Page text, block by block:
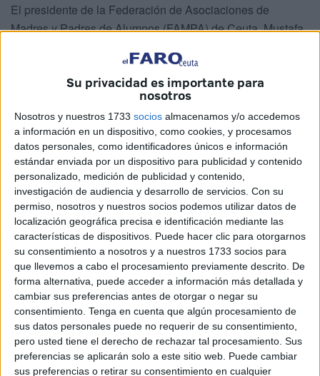
Su privacidad es importante para
nosotros
Nosotros y nuestros 1733 socios almacenamos y/o accedemos
a información en un dispositivo, como cookies, y procesamos
datos personales, como identificadores únicos e información
estándar enviada por un dispositivo para publicidad y contenido
personalizado, medición de publicidad y contenido,
investigación de audiencia y desarrollo de servicios. Con su
permiso, nosotros y nuestros socios podemos utilizar datos de
localización geográfica precisa e identificación mediante las
características de dispositivos. Puede hacer clic para otorgarnos
su consentimiento a nosotros y a nuestros 1733 socios para
que llevemos a cabo el procesamiento previamente descrito. De
forma alternativa, puede acceder a información más detallada y
cambiar sus preferencias antes de otorgar o negar su
consentimiento. Tenga en cuenta que algún procesamiento de
sus datos personales puede no requerir de su consentimiento,
pero usted tiene el derecho de rechazar tal procesamiento. Sus
preferencias se aplicarán solo a este sitio web. Puede cambiar
sus preferencias o retirar su consentimiento en cualquier
El presidente de la Federación de Asociaciones de
Madres y Padres de Alumnos (FAMPA) de Ceuta, Mustafa
acuerdo alcanzado por la Dirección Provincial del
Ministerio de Educación y la Ciudad Autónoma para que
este sea el último verano con los comedores escolares
abiertos en formato social con el personal que el MECD
tiene en ese servicio durante todo el año académico
contratado por la Administración local en julio y agosto.
La intención de Ministerio y Ciudad pasa porque las
consejerías de Educación y Asuntos Sociales liciten el
servicio de comedor veraniego, quedando las actividades
de naturaleza socio-educativa en manos del personal del
Convenio MECD-Ciudad, en este caso sin cambios.
Para la FAMPA, sin embargo, “no es positivo abrir una
puerta a la privatización de los comedores, aunque
inicialmente se plantee solo para el periodo estival”. “La
experiencia de otras Comunidades Autónomas nos
demuestra, como ha venido denunciado repetidamente la